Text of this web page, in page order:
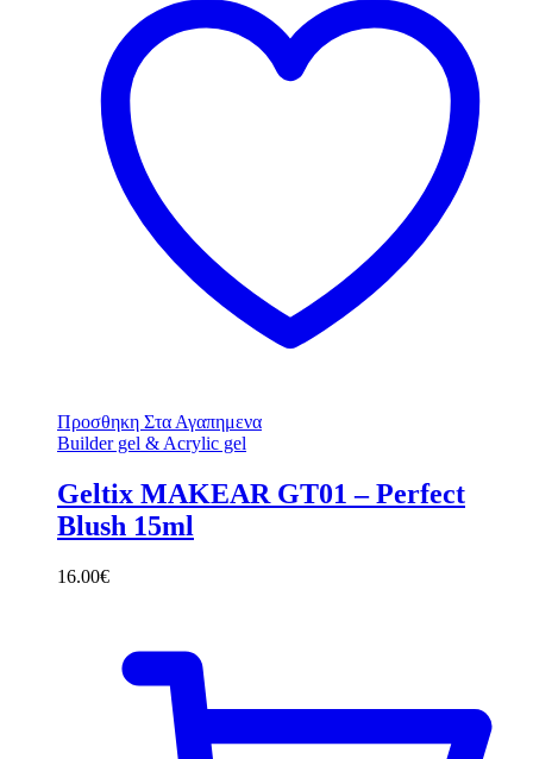
Προσθηκη Στα Αγαπημενα
Builder gel & Acrylic gel
Geltix MAKEAR GT01 – Perfect
Blush 15ml
16.00€